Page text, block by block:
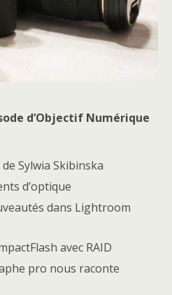
d’Objectif Numérique
Sylwia Skibinska
d’optique
dans Lightroom
avec RAID
pro nous raconte